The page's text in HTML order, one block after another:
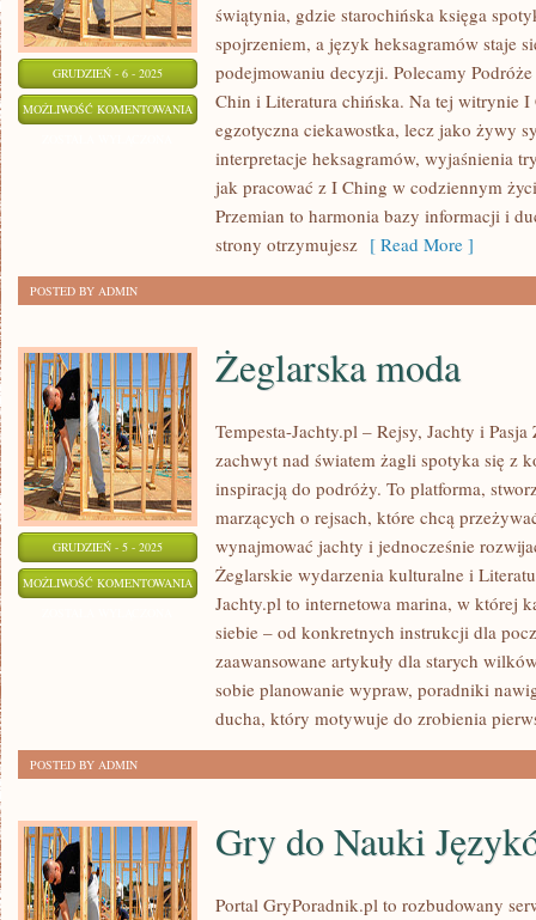
GRUDZIEŃ - 6 - 2025
MOŻLIWOŚĆ KOMENTOWANIA CHIŃSKA
FILOZOFIA
świątynia, gdzie starochińska księga
spojrzeniem, a język heksagramów staje
podejmowaniu decyzji. Polecamy
Chin i Literatura chińska. Na tej witrynie
egzotyczna ciekawostka, lecz jako żywy
interpretacje heksagramów, wyjaśnienia
jak pracować z I Ching w codziennym
Przemian to harmonia bazy informacji i
strony otrzymujesz [ Read More ]
POSTED BY ADMIN
GRUDZIEŃ - 5 - 2025
MOŻLIWOŚĆ KOMENTOWANIA ŻEGLARSKA
MODA
Żeglarska moda
Tempesta-Jachty.pl – Rejsy, Jachty i
zachwyt nad światem żagli spotyka się z
inspiracją do podróży. To platforma,
marzących o rejsach, które chcą
wynajmować jachty i jednocześnie
Żeglarskie wydarzenia kulturalne i
Jachty.pl to internetowa marina, w której
siebie – od konkretnych instrukcji dla
zaawansowane artykuły dla starych
sobie planowanie wypraw, poradniki
ducha, który motywuje do zrobienia
POSTED BY ADMIN
Gry do Nauki
Portal GryPoradnik.pl to rozbudowany